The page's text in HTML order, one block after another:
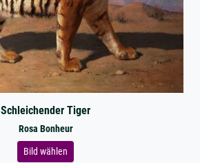
Schleichender Tiger
Rosa Bonheur
Bild wählen